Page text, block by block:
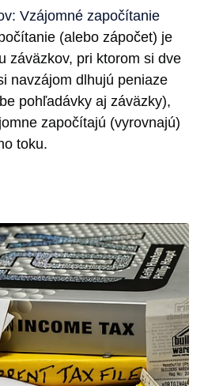
Vzájomné započítanie
(alebo zápočet) je
záväzkov, pri ktorom si dve
navzájom dlhujú peniaze
pohľadávky aj záväzky),
započítajú (vyrovnajú)
toku.